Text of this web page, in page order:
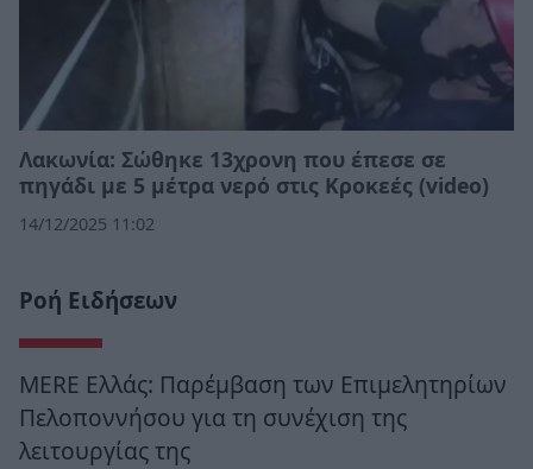
Λακωνία: Σώθηκε 13χρονη που έπεσε σε
πηγάδι με 5 μέτρα νερό στις Κροκεές (video)
14/12/2025 11:02
Ροή Ειδήσεων
MERE Ελλάς: Παρέμβαση των Επιμελητηρίων
Πελοποννήσου για τη συνέχιση της
λειτουργίας της